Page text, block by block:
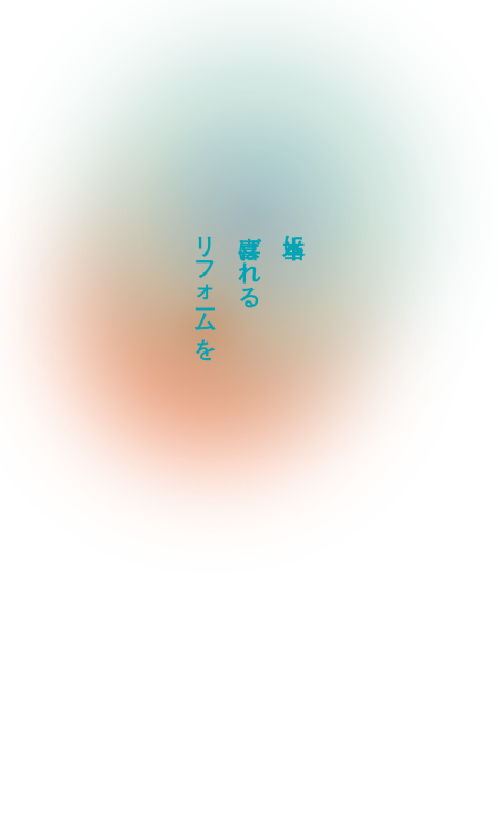
本当に
喜ばれる
リフォームを